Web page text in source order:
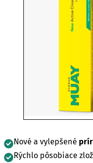
Nové a vylepšené
Rýchlo pôsobiace